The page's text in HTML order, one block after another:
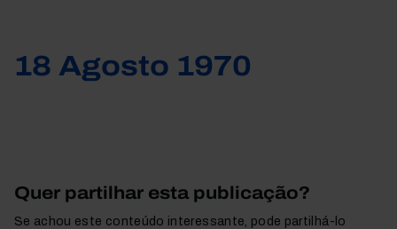
18 Agosto 1970
Quer partilhar esta publicação?
Se achou este conteúdo interessante, pode partilhá-lo